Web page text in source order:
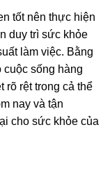
tốt nên thực hiện
duy trì sức khỏe
làm việc. Bằng
sống hàng
rõ rệt trong cả thể
nay và tận
cho sức khỏe của